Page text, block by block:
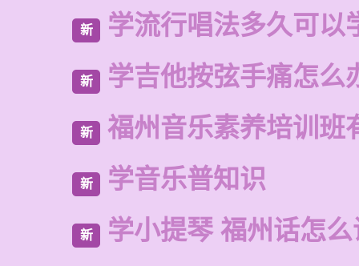
新 学流行唱法多久可以
新 学吉他按弦手痛怎么
新 福州音乐素养培训班
新 学音乐普知识
新 学小提琴 福州话怎